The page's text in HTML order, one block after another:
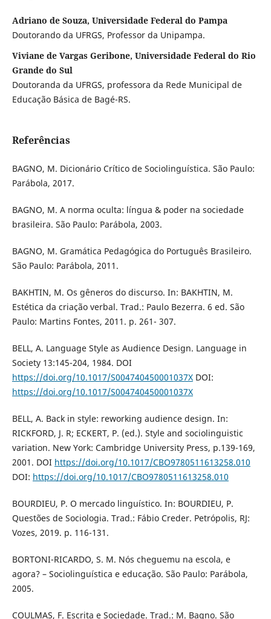
Adriano de Souza, Universidade Federal do Pampa
Doutorando da UFRGS, Professor da Unipampa.
Viviane de Vargas Geribone, Universidade Federal do Rio
Grande do Sul
Doutoranda da UFRGS, professora da Rede Municipal de
Educação Básica de Bagé-RS.
Referências
BAGNO, M. Dicionário Crítico de Sociolinguística. São Paulo:
Parábola, 2017.
BAGNO, M. A norma oculta: língua & poder na sociedade
brasileira. São Paulo: Parábola, 2003.
BAGNO, M. Gramática Pedagógica do Português Brasileiro.
São Paulo: Parábola, 2011.
BAKHTIN, M. Os gêneros do discurso. In: BAKHTIN, M.
Estética da criação verbal. Trad.: Paulo Bezerra. 6 ed. São
Paulo: Martins Fontes, 2011. p. 261- 307.
BELL, A. Language Style as Audience Design. Language in
Society 13:145-204, 1984. DOI
https://doi.org/10.1017/S004740450001037XDOI:
https://doi.org/10.1017/S004740450001037X
BELL, A. Back in style: reworking audience design. In:
RICKFORD, J. R; ECKERT, P. (ed.). Style and sociolinguistic
variation. New York: Cambridge University Press, p.139-169,
2001. DOI https://doi.org/10.1017/CBO9780511613258.010
DOI: https://doi.org/10.1017/CBO9780511613258.010
BOURDIEU, P. O mercado linguístico. In: BOURDIEU, P.
Questões de Sociologia. Trad.: Fábio Creder. Petrópolis, RJ:
Vozes, 2019. p. 116-131.
BORTONI-RICARDO, S. M. Nós cheguemu na escola, e
agora? – Sociolinguística e educação. São Paulo: Parábola,
2005.
COULMAS, F. Escrita e Sociedade. Trad.: M. Bagno. São